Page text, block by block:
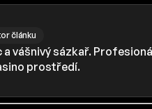
článku
vášnivý sázkař.
prostředí.